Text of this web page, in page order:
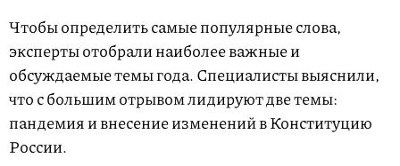
Чтобы определить самые популярные слова,
эксперты отобрали наиболее важные и
обсуждаемые темы года. Специалисты выяснили,
что с большим отрывом лидируют две темы:
пандемия и внесение изменений в Конституцию
России.